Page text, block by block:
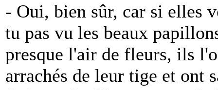
- Oui, bien sûr, car si elles
tu pas vu les beaux
presque l'air de fleurs, ils
arrachés de leur tige et ont